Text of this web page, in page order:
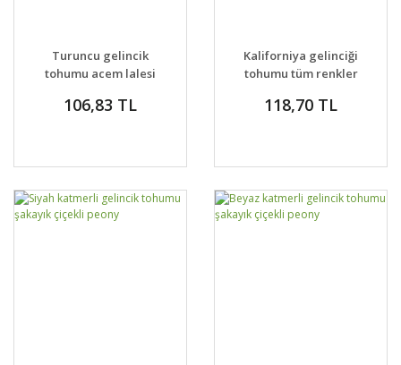
Turuncu gelincik
tohumu acem lalesi
californica
106,83 TL
Kaliforniya gelinciği
tohumu tüm renkler
118,70 TL